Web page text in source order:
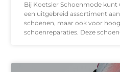
Bij Koetsier Schoenmode
een uitgebreid assortiment
schoenen, maar ook voor
schoenreparaties. Deze